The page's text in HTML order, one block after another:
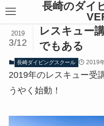
長崎のダイ
レスキュー
でもある
2019
3/12
長崎ダイビングスクール 2019
2019年のレスキュー受
うやく始動！